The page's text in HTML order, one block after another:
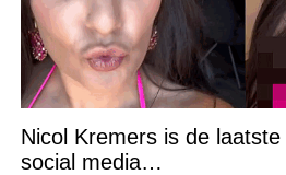
Nicol Kremers is de
social media…